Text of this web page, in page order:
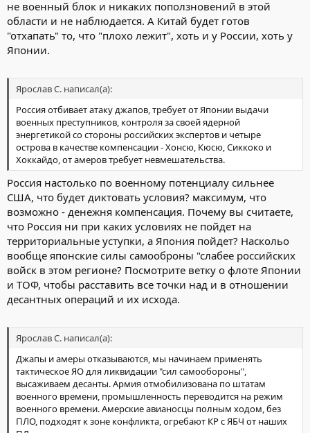
не военный блок и никаких поползновений в этой
области и не наблюдается. А Китай будет готов
"отхапать" то, что "плохо лежит", хоть и у России, хоть у
Японии.
Ярослав С. написал(а):
Россия отбивает атаку джапов, требует от Японии выдачи
военных преступников, контроля за своей ядерной
энергетикой со стороны российских экспертов и четыре
острова в качестве компенсации - Хонсю, Кюсю, Сиккоко и
Хоккайдо, от амеров требует невмешательства.
Россия настолько по военному потенциалу сильнее
США, что будет диктовать условия? максимум, что
возможно - денежня компенсация. Почему вы считаете,
что Россия ни при каких условиях не пойдет на
территориальные уступки, а Япония пойдет? Наскольо
вообще японские силы самооброны "слабее российских
войск в этом регионе? Посмотрите ветку о флоте Японии
и ТОФ, чтобы расставить все точки над и в отношении
десантных операций и их исхода.
Ярослав С. написал(а):
Джапы и амеры отказываются, мы начинаем применять
тактическое ЯО для ликвидации "сил самообороны",
высаживаем десанты. Армия отмобилизована по штатам
военного времени, промышленность переводится на режим
военного времени. Амерские авианосцы полным ходом, без
ПЛО, подходят к зоне конфликта, огребают КР с ЯБЧ от наших